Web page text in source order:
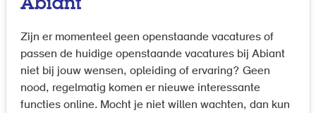
Abiant
Zijn er momenteel geen openstaande vacatures of
passen de huidige openstaande vacatures bij Abiant
niet bij jouw wensen, opleiding of ervaring? Geen
nood, regelmatig komen er nieuwe interessante
functies online. Mocht je niet willen wachten, dan kun